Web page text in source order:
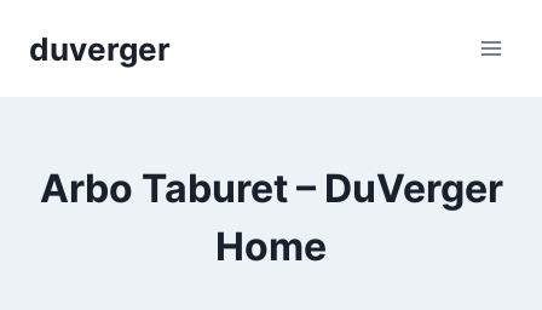
duverger
Arbo Taburet – DuVerger
Home